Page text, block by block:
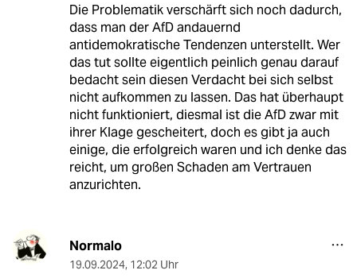
Die Problematik verschärft sich noch dadurch,
dass man der AfD andauernd
antidemokratische Tendenzen unterstellt. Wer
das tut sollte eigentlich peinlich genau darauf
bedacht sein diesen Verdacht bei sich selbst
nicht aufkommen zu lassen. Das hat überhaupt
nicht funktioniert, diesmal ist die AfD zwar mit
ihrer Klage gescheitert, doch es gibt ja auch
einige, die erfolgreich waren und ich denke das
reicht, um großen Schaden am Vertrauen
anzurichten.
Normalo
19.09.2024, 12:02 Uhr